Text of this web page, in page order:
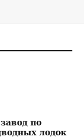
по
лодок